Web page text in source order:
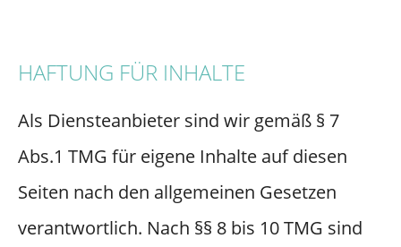
HAFTUNG FÜR INHALTE
Als Diensteanbieter sind wir gemäß § 7
Abs.1 TMG für eigene Inhalte auf diesen
Seiten nach den allgemeinen Gesetzen
verantwortlich. Nach §§ 8 bis 10 TMG sind